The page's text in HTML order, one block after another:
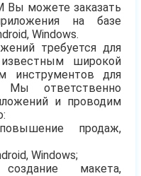
Вы можете заказать
на базе
Windows.
требуется для
широкой
инструментов для
Мы ответственно
и проводим
продаж,
Windows;
макета,